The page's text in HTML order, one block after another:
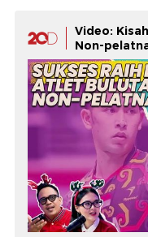
Video:
Non-
2025